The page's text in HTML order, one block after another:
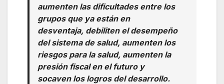
aumenten las dificultades entre los
grupos que ya están en
desventaja, debiliten el desempeño
del sistema de salud, aumenten los
riesgos para la salud, aumenten la
presión fiscal en el futuro y
socaven los logros del desarrollo.